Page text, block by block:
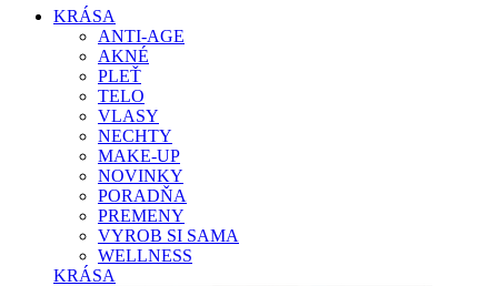
KRÁSA
ANTI-AGE
AKNÉ
PLEŤ
TELO
VLASY
NECHTY
MAKE-UP
NOVINKY
PORADŇA
PREMENY
VYROB SI SAMA
WELLNESS
KRÁSA